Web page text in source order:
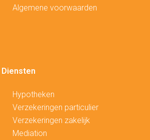
Algemene voorwaarden
Diensten
Hypotheken
Verzekeringen particulier
Verzekeringen zakelijk
Mediation